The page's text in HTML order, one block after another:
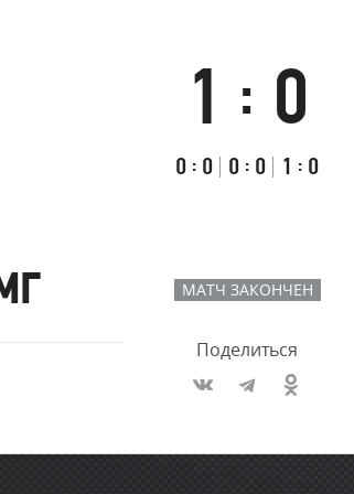
встречи
Итоговый
1 : 0
таймам
Первый
0 : 0
Второй
0 : 0
Третий
1 : 0
МАТЧ ЗАКОНЧЕН
Поделиться